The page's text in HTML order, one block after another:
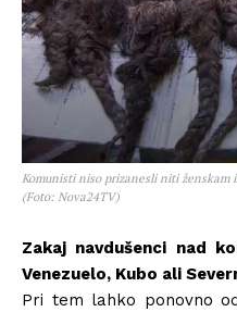
Komunisti niso prizanesli niti ženskam
(Foto: Nova24TV)
Zakaj navdušenci nad
Venezuelo, Kubo ali
Pri tem lahko ponovno